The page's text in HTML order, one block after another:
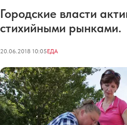
Городские власти
стихийными рынками.
20.06.2018 10:05ЕДА